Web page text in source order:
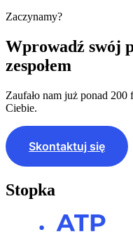
Zaczynamy?
Wprowadź swój
zespołem
Zaufało nam już ponad
Ciebie.
Skontaktuj się
Stopka